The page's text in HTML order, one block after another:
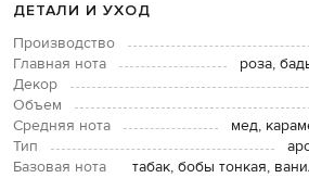
ДЕТАЛИ И УХОД
Производство
Главная нота
роза,
Декор
Объем
Средняя нота
мед,
Тип
Базовая нота
табак, бобы тонкая,